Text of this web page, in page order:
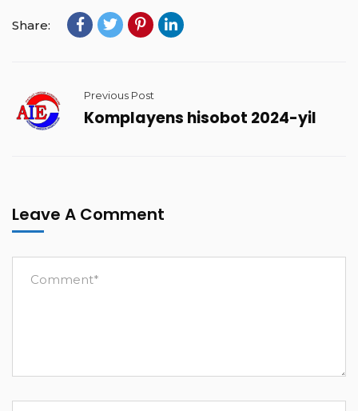
Share:
Previous Post
Komplayens hisobot 2024-yil
Leave A Comment